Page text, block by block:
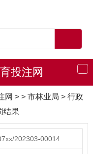
导
航
投注网
网 > > 市林业局 > 行政
结果
202303-00014